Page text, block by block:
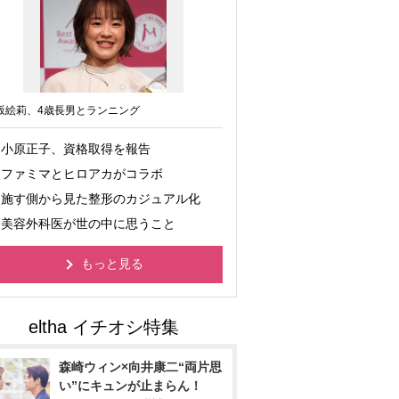
絵莉、4歳長男とランニング
小原正子、資格取得を報告
ファミマとヒロアカがコラボ
施す側から見た整形のカジュアル化
美容外科医が世の中に思うこと
もっと見る
森崎ウィン×向井康二“両片思
い”にキュンが止まらん！